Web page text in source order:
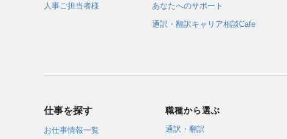
人事ご担当者様 あなたへのサポート
通訳・翻訳キャリア相談Cafe
仕事を探す
お仕事情報一覧
職種から選ぶ
通訳・翻訳